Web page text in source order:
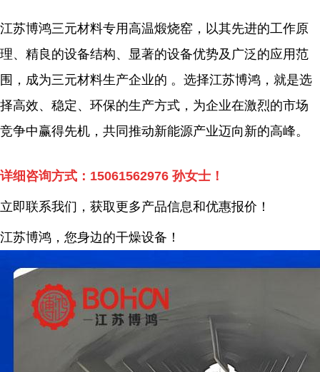
江苏博鸿三元材料专用高温煅烧窑，以其先进的工作原
理、精良的设备结构、显著的设备优势及广泛的应用范
围，成为三元材料生产企业的 。选择江苏博鸿，就是选
择高效、稳定、环保的生产方式，为企业在激烈的市场
竞争中赢得先机，共同推动新能源产业迈向新的高峰。
详细咨询方式： 15061562976 孙女士！
立即联系我们，获取更多产品信息和优惠报价！
江苏博鸿，您身边的干燥设备 ！